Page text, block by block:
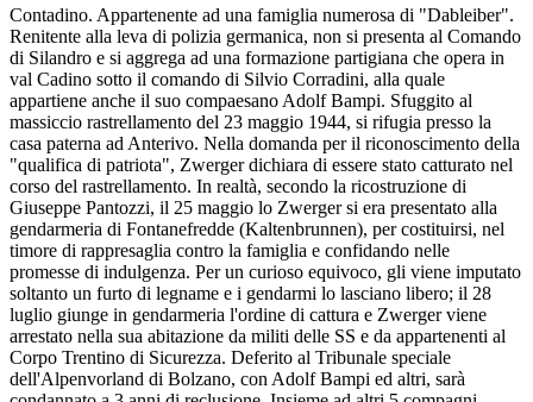
Contadino. Appartenente ad una famiglia numerosa di "Dableiber".
Renitente alla leva di polizia germanica, non si presenta al Comando
di Silandro e si aggrega ad una formazione partigiana che opera in
val Cadino sotto il comando di Silvio Corradini, alla quale
appartiene anche il suo compaesano Adolf Bampi. Sfuggito al
massiccio rastrellamento del 23 maggio 1944, si rifugia presso la
casa paterna ad Anterivo. Nella domanda per il riconoscimento della
"qualifica di patriota", Zwerger dichiara di essere stato catturato nel
corso del rastrellamento. In realtà, secondo la ricostruzione di
Giuseppe Pantozzi, il 25 maggio lo Zwerger si era presentato alla
gendarmeria di Fontanefredde (Kaltenbrunnen), per costituirsi, nel
timore di rappresaglia contro la famiglia e confidando nelle
promesse di indulgenza. Per un curioso equivoco, gli viene imputato
soltanto un furto di legname e i gendarmi lo lasciano libero; il 28
luglio giunge in gendarmeria l'ordine di cattura e Zwerger viene
arrestato nella sua abitazione da militi delle SS e da appartenenti al
Corpo Trentino di Sicurezza. Deferito al Tribunale speciale
dell'Alpenvorland di Bolzano, con Adolf Bampi ed altri, sarà